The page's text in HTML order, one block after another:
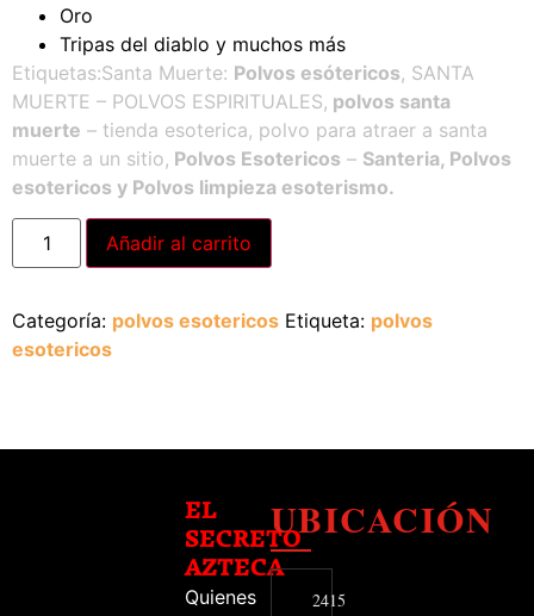
Oro
Tripas del diablo y muchos más
Etiquetas:Santa Muerte: Polvos esótericos, SANTA
MUERTE – POLVOS ESPIRITUALES, polvos santa
muerte – tienda esoterica, polvo para atraer a santa
muerte a un sitio, Polvos Esotericos – Santeria, Polvos
esotericos y Polvos limpieza esoterismo.
Añadir al carrito
Categoría: polvos esotericos Etiqueta: polvos
esotericos
EL
SECRETO
AZTECA
Quienes
UBICACIÓN
2415